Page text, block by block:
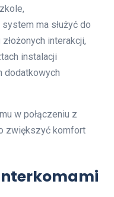
ma służyć do
interakcji,
instalacji
dodatkowych
w połączeniu z
zwiększyć komfort